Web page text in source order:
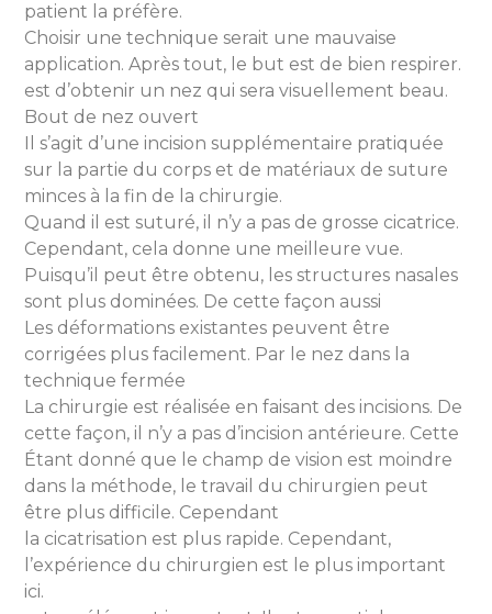
patient la préfère.
Choisir une technique serait une mauvaise
application. Après tout, le but est de bien respirer.
est d’obtenir un nez qui sera visuellement beau.
Bout de nez ouvert
Il s’agit d’une incision supplémentaire pratiquée
sur la partie du corps et de matériaux de suture
minces à la fin de la chirurgie.
Quand il est suturé, il n’y a pas de grosse cicatrice.
Cependant, cela donne une meilleure vue.
Puisqu’il peut être obtenu, les structures nasales
sont plus dominées. De cette façon aussi
Les déformations existantes peuvent être
corrigées plus facilement. Par le nez dans la
technique fermée
La chirurgie est réalisée en faisant des incisions. De
cette façon, il n’y a pas d’incision antérieure. Cette
Étant donné que le champ de vision est moindre
dans la méthode, le travail du chirurgien peut
être plus difficile. Cependant
la cicatrisation est plus rapide. Cependant,
l’expérience du chirurgien est le plus important
ici.